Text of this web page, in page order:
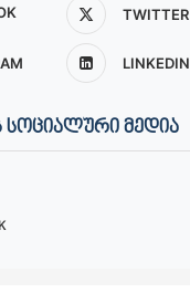
TWITTER
LINKEDIN
ᲛᲔᲓᲘᲐ